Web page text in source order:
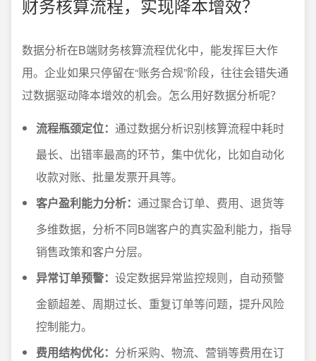
财务核算流程，实现降本增效？
数据分析在B端财务核算流程优化中，能发挥巨大作
用。企业如果只停留在“账务合规”阶段，往往会错失通
过数据驱动降本增效的机会。怎么用好数据分析呢？
流程瓶颈定位： 通过数据分析识别核算流程中耗时
最长、出错率最高的环节，集中优化，比如自动化
收款对账、批量发票开具等。
客户盈利能力分析： 通过聚合订单、费用、退货等
多维数据，分析不同B端客户的真实盈利能力，指导
销售政策和客户分层。
异常订单预警： 设定数据异常监控规则，自动预警
金额超差、周期过长、重复订单等问题，提升风险
控制能力。
费用结构优化： 分析采购、物流、营销等费用在订